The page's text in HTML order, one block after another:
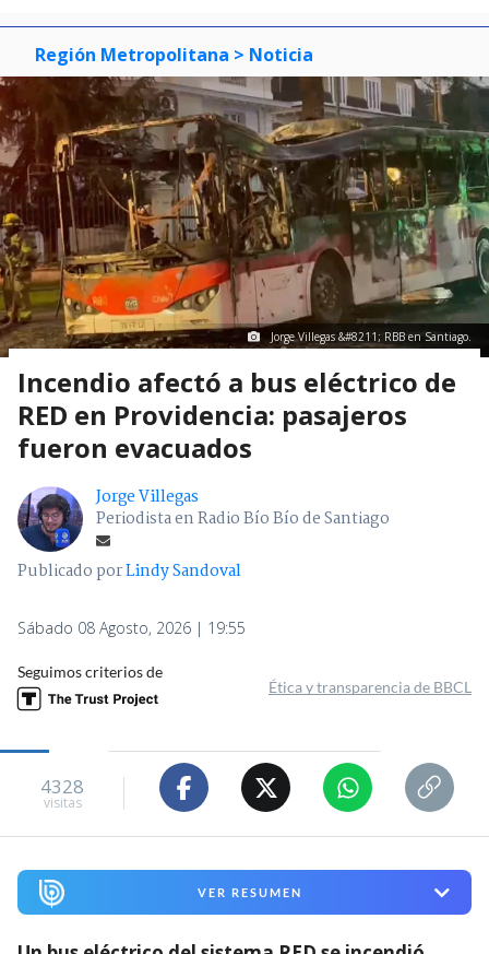
Región Metropolitana > Noticia
Jorge Villegas &#8211; RBB en Santiago.
Incendio afectó a bus eléctrico de
RED en Providencia: pasajeros
fueron evacuados
Jorge Villegas
Periodista en Radio Bío Bío de Santiago
Publicado porLindy Sandoval
Sábado 08 Agosto, 2026 | 19:55
Seguimos criterios de
Ética y transparencia de BBCL
4328
visitas
VER RESUMEN